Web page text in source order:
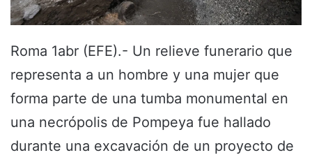
Roma 1abr (EFE).- Un relieve funerario que
representa a un hombre y una mujer que
forma parte de una tumba monumental en
una necrópolis de Pompeya fue hallado
durante una excavación de un proyecto de